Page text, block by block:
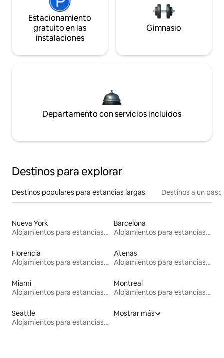
Estacionamiento
gratuito en las
instalaciones
Gimnasio
Departamento con servicios incluidos
Destinos para explorar
Destinos populares para estancias largas Destinos a un
Nueva York
Alojamientos para estancias largas
Barcelona
Alojamientos para estancias largas
Florencia
Alojamientos para estancias largas
Atenas
Alojamientos para estancias largas
Miami
Alojamientos para estancias largas
Montreal
Alojamientos para estancias largas
Seattle
Alojamientos para estancias largas
Mostrar más